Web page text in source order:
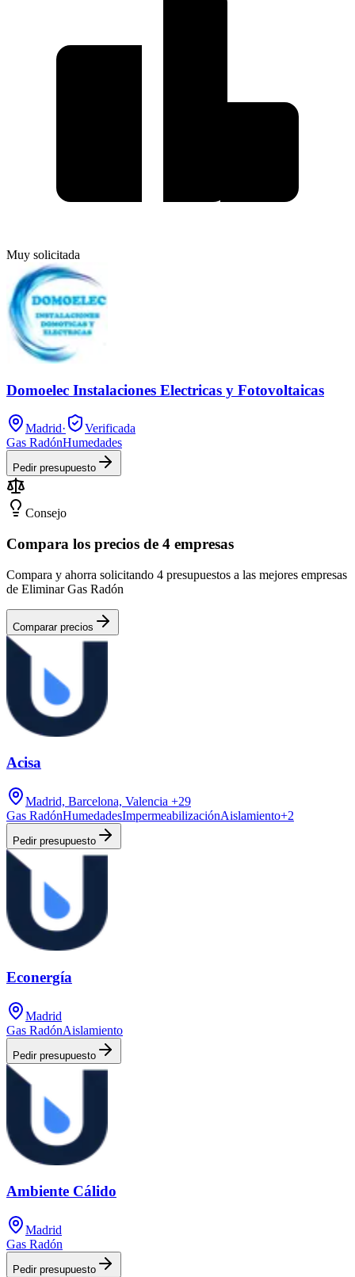
Muy solicitada
Domoelec Instalaciones Electricas y Fotovoltaicas
Madrid·
Verificada
Gas RadónHumedades
Pedir presupuesto
Consejo
Compara los precios de 4 empresas
Compara y ahorra solicitando 4 presupuestos a las mejores empresas
de Eliminar Gas Radón
Comparar precios
Acisa
Madrid, Barcelona, Valencia +29
Gas RadónHumedadesImpermeabilizaciónAislamiento+2
Pedir presupuesto
Econergía
Madrid
Gas RadónAislamiento
Pedir presupuesto
Ambiente Cálido
Madrid
Gas Radón
Pedir presupuesto